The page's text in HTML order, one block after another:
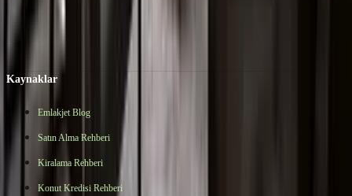
6+1
Hemen Teslim
Kaynaklar
Emlakjet Blog
Satın Alma Rehberi
Kiralama Rehberi
Konut Kredisi Rehberi